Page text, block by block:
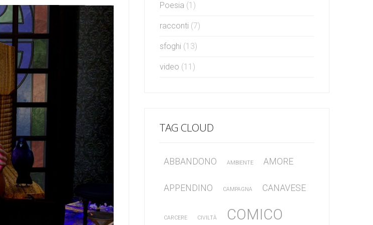
Poesia (1)
racconti (7)
sfoghi (13)
video (11)
TAG CLOUD
ABBANDONO AMBIENTE AMORE
APPENDINO CAMPAGNA CANAVESE
CARCERE CIVILTÀ COMICO